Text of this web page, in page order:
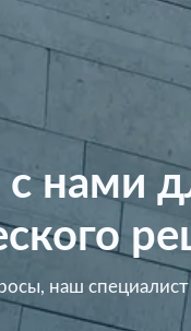
нами
наш